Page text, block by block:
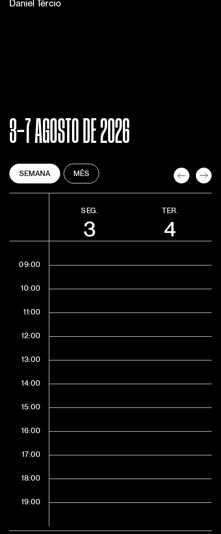
Daniel Tércio
3-7 AGOSTO DE 2026
SEMANA MÊS
SEG.
3
TER.
4
09:00
10:00
11:00
12:00
13:00
14:00
15:00
16:00
17:00
18:00
19:00